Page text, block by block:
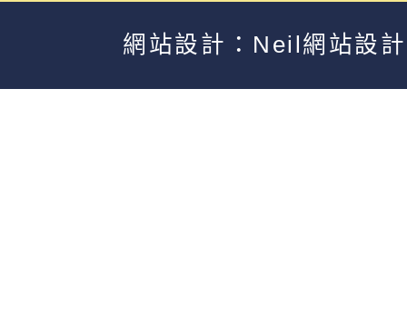
網站設計：Neil網站設